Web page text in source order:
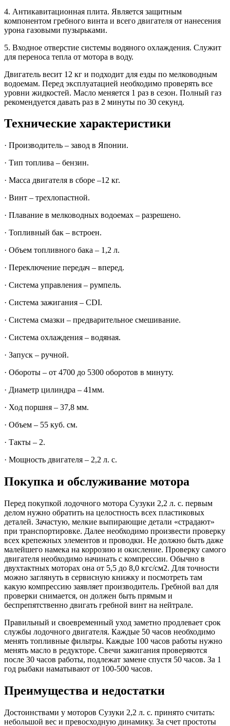
4. Антикавитационная плита. Является защитным
компонентом гребного винта и всего двигателя от нанесения
урона газовыми пузырьками.
5. Входное отверстие системы водяного охлаждения. Служит
для переноса тепла от мотора в воду.
Двигатель весит 12 кг и подходит для езды по мелководным
водоемам. Перед эксплуатацией необходимо проверять все
уровни жидкостей. Масло меняется 1 раз в сезон. Полный газ
рекомендуется давать раз в 2 минуты по 30 секунд.
Технические характеристики
· Производитель – завод в Японии.
· Тип топлива – бензин.
· Масса двигателя в сборе –12 кг.
· Винт – трехлопастной.
· Плавание в мелководных водоемах – разрешено.
· Топливный бак – встроен.
· Объем топливного бака – 1,2 л.
· Переключение передач – вперед.
· Система управления – румпель.
· Система зажигания – CDI.
· Система смазки – предварительное смешивание.
· Система охлаждения – водяная.
· Запуск – ручной.
· Обороты – от 4700 до 5300 оборотов в минуту.
· Диаметр цилиндра – 41мм.
· Ход поршня – 37,8 мм.
· Объем – 55 куб. см.
· Такты – 2.
· Мощность двигателя – 2,2 л. с.
Покупка и обслуживание мотора
Перед покупкой лодочного мотора Сузуки 2,2 л. с. первым
делом нужно обратить на целостность всех пластиковых
деталей. Зачастую, мелкие выпирающие детали «страдают»
при транспортировке. Далее необходимо произвести проверку
всех крепежных элементов и проводки. Не должно быть даже
малейшего намека на коррозию и окисление. Проверку самого
двигателя необходимо начинать с компрессии. Обычно в
двухтактных моторах она от 5,5 до 8,0 кгс/см2. Для точности
можно заглянуть в сервисную книжку и посмотреть там
какую компрессию заявляет производитель. Гребной вал для
проверки снимается, он должен быть прямым и
беспрепятственно двигать гребной винт на нейтрале.
Правильный и своевременный уход заметно продлевает срок
службы лодочного двигателя. Каждые 50 часов необходимо
менять топливные фильтры. Каждые 100 часов работы нужно
менять масло в редукторе. Свечи зажигания проверяются
после 30 часов работы, подлежат замене спустя 50 часов. За 1
год рыбаки наматывают от 100-500 часов.
Преимущества и недостатки
Достоинствами у моторов Сузуки 2,2 л. с. принято считать:
небольшой вес и превосходную динамику. За счет простоты